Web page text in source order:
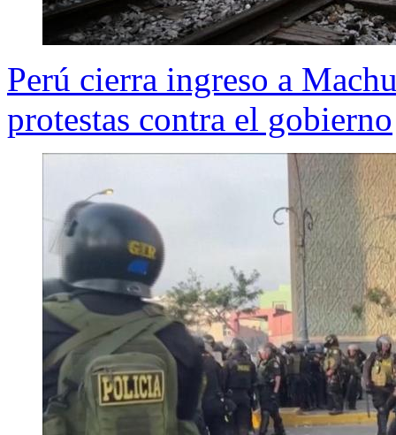
Perú cierra ingreso a
protestas contra el gobierno